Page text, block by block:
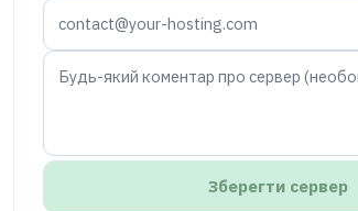
Зберегти сервер